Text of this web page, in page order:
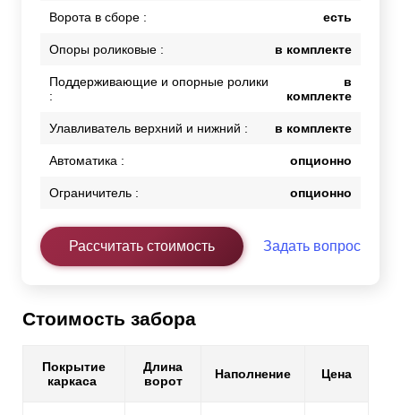
Ворота в сборе : есть
Опоры роликовые : в комплекте
Поддерживающие и опорные ролики
:
в
комплекте
Улавливатель верхний и нижний : в комплекте
Автоматика : опционно
Ограничитель : опционно
Рассчитать стоимость Задать вопрос
Стоимость забора
Покрытие
каркаса
Длина
ворот
Наполнение Цена